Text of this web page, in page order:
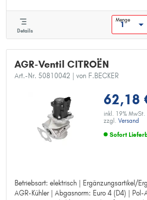
Details
Menge
AGR-Ventil CITROËN
Art.-Nr. 50810042 | von F.BECKER
62,18
inkl. 19% MwSt.
zzgl. Versand
Sofort
Betriebsart: elektrisch | Ergänzungsartikel/
AGR-Kühler | Abgasnorm: Euro 4 (D4) | Pol-
Betriebsart: elektrisch
Ergänzungsartikel/Ergänzende Info: ohne